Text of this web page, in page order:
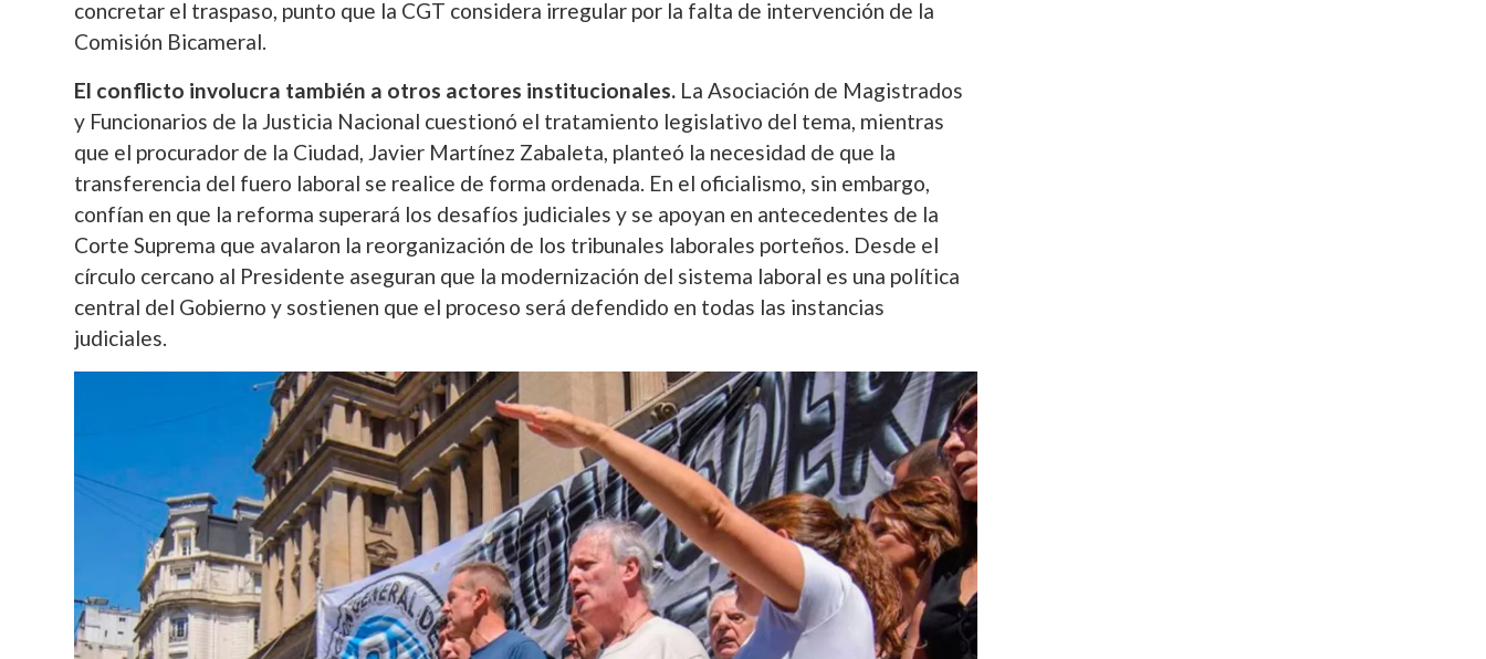
concretar el traspaso, punto que la CGT considera irregular por la falta de intervención de la
Comisión Bicameral.
El conflicto involucra también a otros actores institucionales. La Asociación de Magistrados
y Funcionarios de la Justicia Nacional cuestionó el tratamiento legislativo del tema, mientras
que el procurador de la Ciudad, Javier Martínez Zabaleta, planteó la necesidad de que la
transferencia del fuero laboral se realice de forma ordenada. En el oficialismo, sin embargo,
confían en que la reforma superará los desafíos judiciales y se apoyan en antecedentes de la
Corte Suprema que avalaron la reorganización de los tribunales laborales porteños. Desde el
círculo cercano al Presidente aseguran que la modernización del sistema laboral es una política
central del Gobierno y sostienen que el proceso será defendido en todas las instancias
judiciales.